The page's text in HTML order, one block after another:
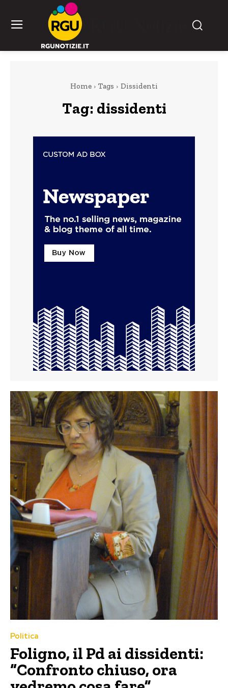
Home Tags Dissidenti
Tag: dissidenti
Politica
Foligno, il Pd ai dissidenti:
“Confronto chiuso, ora